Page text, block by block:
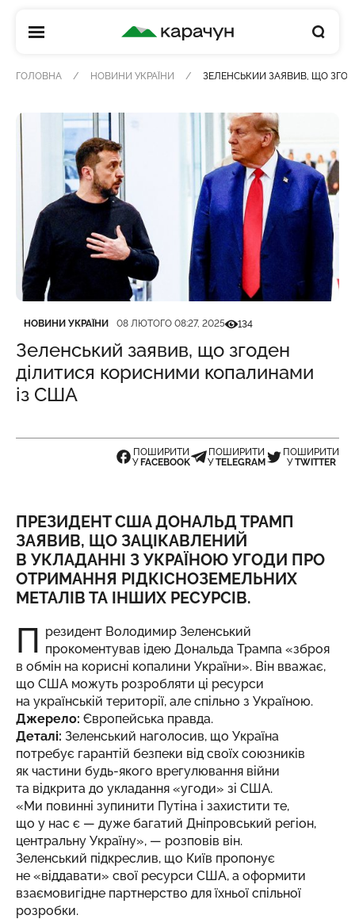
КАРАЧУН
ГОЛОВНА НОВИНИ УКРАЇНИ ЗЕЛЕНСЬКИЙ ЗАЯВИВ, ЩО
Категорія
НОВИНИ УКРАЇНИ
Дата публікації 08 ЛЮТОГО 08:27, 2025Кількість переглядів
134
Зеленський заявив, що згоден
ділитися корисними копалинами
із США
ПОШИРИТИ
У FACEBOOK
ПОШИРИТИ
УTELEGRAM
ПОШИРИТИ
УTWITTER
ПРЕЗИДЕНТ США ДОНАЛЬД ТРАМП
ЗАЯВИВ, ЩО ЗАЦІКАВЛЕНИЙ
В УКЛАДАННІ З УКРАЇНОЮ УГОДИ ПРО
ОТРИМАННЯ РІДКІСНОЗЕМЕЛЬНИХ
МЕТАЛІВ ТА ІНШИХ РЕСУРСІВ.
П резидент Володимир Зеленський
прокоментував ідею Дональда Трампа «зброя
в обмін на корисні копалини України». Він вважає,
що США можуть розробляти ці ресурси
на українській території, але спільно з Україною.
Джерело: Європейська правда.
Деталі: Зеленський наголосив, що Україна
потребує гарантій безпеки від своїх союзників
як частини будь-якого врегулювання війни
та відкрита до укладання «угоди» зі США.
«Ми повинні зупинити Путіна і захистити те,
що у нас є — дуже багатий Дніпровський регіон,
центральну Україну», — розповів він.
Зеленський підкреслив, що Київ пропонує
не «віддавати» свої ресурси США, а оформити
взаємовигідне партнерство для їхньої спільної
розробки.